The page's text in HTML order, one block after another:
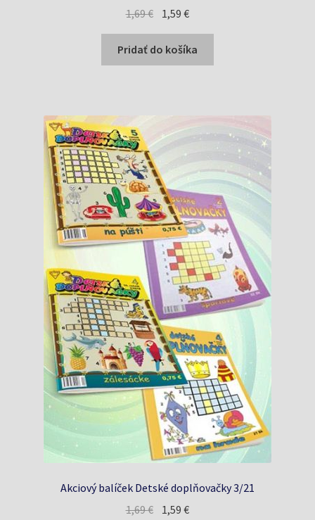
1,69€ Pôvodná
bola:
1,69 €.
1,59€Aktuálna
je:
1,59 €.
Pridať do košíka
Akciový balíček Detské doplňovačky 3/21
1,69€ Pôvodná
1,59€Aktuálna